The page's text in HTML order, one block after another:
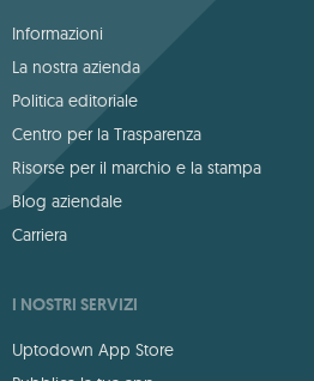
Informazioni
La nostra azienda
Politica editoriale
Centro per la Trasparenza
Risorse per il marchio e la stampa
Blog aziendale
Carriera
I NOSTRI SERVIZI
Uptodown App Store